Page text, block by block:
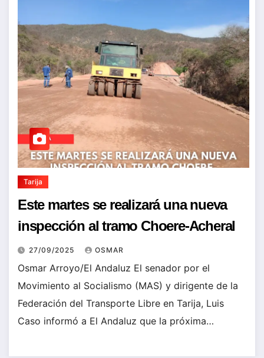
Tarija
Este martes se realizará una nueva
inspección al tramo Choere-Acheral
27/09/2025 OSMAR
Osmar Arroyo/El Andaluz El senador por el
Movimiento al Socialismo (MAS) y dirigente de la
Federación del Transporte Libre en Tarija, Luis
Caso informó a El Andaluz que la próxima…